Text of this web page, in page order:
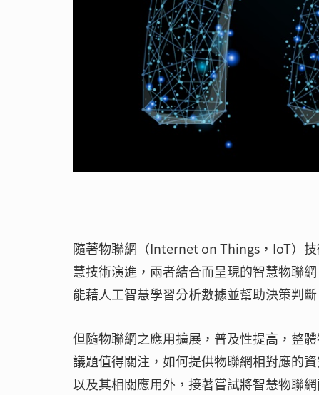
隨著物聯網（Internet on Things，IoT）
慧技術演進，兩者結合而呈現的智慧物聯
能藉人工智慧學習分析數據並幫助決策判
但隨物聯網之應用擴展，普及性提高，整
議題值得關注，如何提供物聯網相對應的
以及其相關應用外，接著嘗試將智慧物聯